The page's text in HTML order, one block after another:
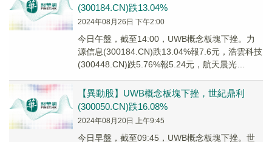
(300184.CN)跌13.04%
2024年08月26日 下午2:00
今日午盤，截至14:00，UWB概念板塊下挫。力
源信息(300184.CN)跌13.04%報7.6元，浩雲科技
(300448.CN)跌5.76%報5.24元，航天晨光
【異動股】UWB概念板塊下挫，世紀鼎利
(300050.CN)跌16.08%
2024年08月20日 上午9:45
今日早盤，截至09:45，UWB概念板塊下挫。世